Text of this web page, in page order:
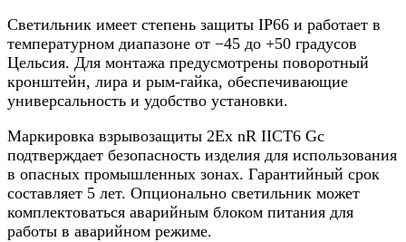
Светильник имеет степень защиты IP66 и работает в
температурном диапазоне от −45 до +50 градусов
Цельсия. Для монтажа предусмотрены поворотный
кронштейн, лира и рым-гайка, обеспечивающие
универсальность и удобство установки.
Маркировка взрывозащиты 2Ех nR IICT6 Gc
подтверждает безопасность изделия для использования
в опасных промышленных зонах. Гарантийный срок
составляет 5 лет. Опционально светильник может
комплектоваться аварийным блоком питания для
работы в аварийном режиме.